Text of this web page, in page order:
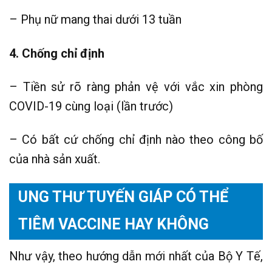
– Phụ nữ mang thai dưới 13 tuần
4. Chống chỉ định
– Tiền sử rõ ràng phản vệ với vắc xin phòng
COVID-19 cùng loại (lần trước)
– Có bất cứ chống chỉ định nào theo công bố
của nhà sản xuất.
UNG THƯ TUYẾN GIÁP CÓ THỂ
TIÊM VACCINE HAY KHÔNG
Như vậy, theo hướng dẫn mới nhất của Bộ Y Tế,